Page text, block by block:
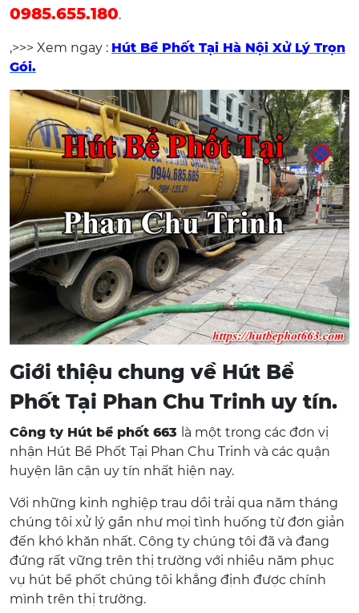
0985.655.180.
,>>> Xem ngay : Hút Bể Phốt Tại Hà Nội Xử Lý Trọn
Gói.
Giới thiệu chung về Hút Bể
Phốt Tại Phan Chu Trinh uy tín.
Công ty Hút bể phốt 663 là một trong các đơn vị
nhận Hút Bể Phốt Tại Phan Chu Trinh và các quận
huyện lân cận uy tín nhất hiện nay.
Với những kinh nghiệp trau dồi trải qua năm tháng
chúng tôi xử lý gần như mọi tình huống từ đơn giản
đến khó khăn nhất. Công ty chúng tôi đã và đang
đứng rất vững trên thị trường với nhiều năm phục
vụ hút bể phốt chúng tôi khẳng định được chính
mình trên thị trường.